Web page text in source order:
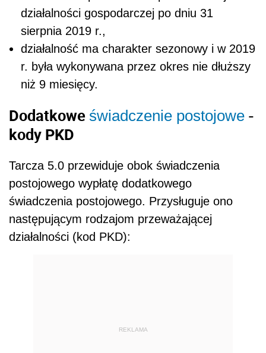
działalności gospodarczej po dniu 31
sierpnia 2019 r.,
działalność ma charakter sezonowy i w 2019
r. była wykonywana przez okres nie dłuższy
niż 9 miesięcy.
Dodatkowe świadczenie postojowe -
kody PKD
Tarcza 5.0 przewiduje obok świadczenia
postojowego wypłatę dodatkowego
świadczenia postojowego. Przysługuje ono
następującym rodzajom przeważającej
działalności (kod PKD):
REKLAMA